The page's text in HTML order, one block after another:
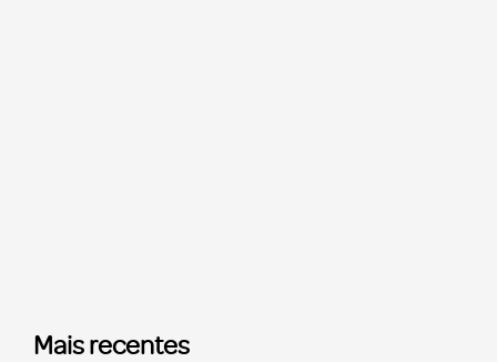
Mais recentes